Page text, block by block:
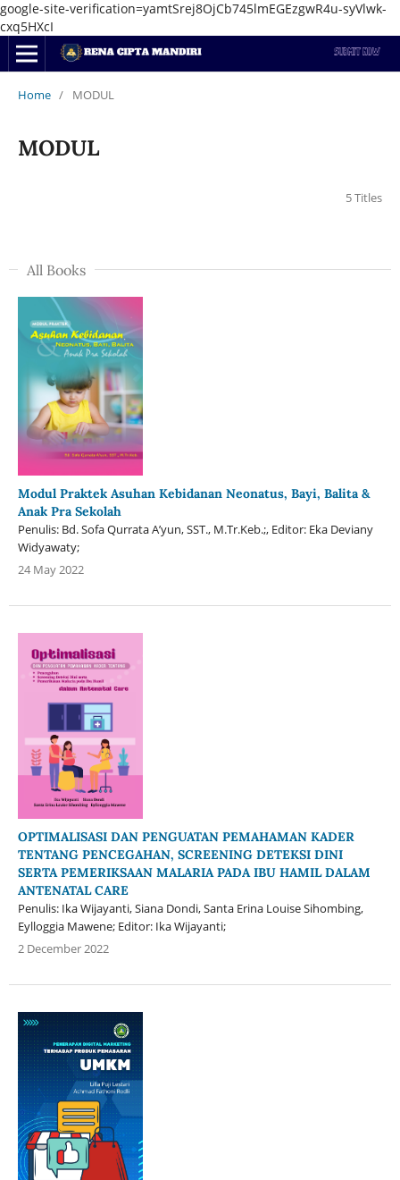
google-site-verification=yamtSrej8OjCb745lmEGEzgwR4u-syVlwk-
cxq5HXcI
Home / MODUL
MODUL
5 Titles
All Books
Modul Praktek Asuhan Kebidanan Neonatus, Bayi, Balita &
Anak Pra Sekolah
Penulis: Bd. Sofa Qurrata A’yun, SST., M.Tr.Keb.;, Editor: Eka Deviany
Widyawaty;
24 May 2022
OPTIMALISASI DAN PENGUATAN PEMAHAMAN KADER
TENTANG PENCEGAHAN, SCREENING DETEKSI DINI
SERTA PEMERIKSAAN MALARIA PADA IBU HAMIL DALAM
ANTENATAL CARE
Penulis: Ika Wijayanti, Siana Dondi, Santa Erina Louise Sihombing,
Eylloggia Mawene; Editor: Ika Wijayanti;
2 December 2022